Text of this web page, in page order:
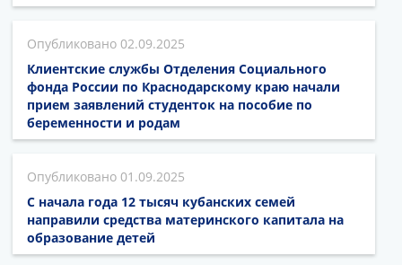
02.09.2025
Клиентские службы Отделения Социального
фонда России по Краснодарскому краю начали
прием заявлений студенток на пособие по
беременности и родам
01.09.2025
С начала года 12 тысяч кубанских семей
направили средства материнского капитала на
образование детей